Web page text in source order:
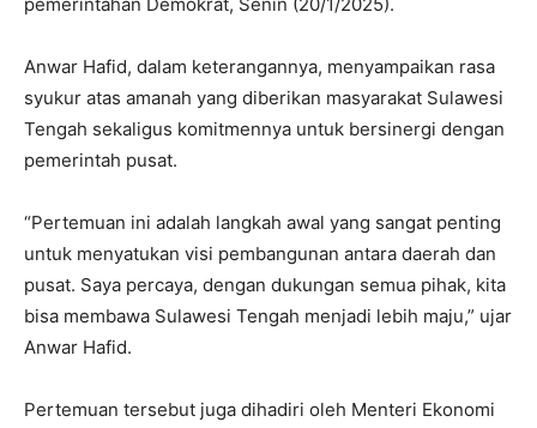
Anwar Hafid, dalam keterangannya, menyampaikan rasa
syukur atas amanah yang diberikan masyarakat Sulawesi
Tengah sekaligus komitmennya untuk bersinergi dengan
pemerintah pusat.
“Pertemuan ini adalah langkah awal yang sangat penting
untuk menyatukan visi pembangunan antara daerah dan
pusat. Saya percaya, dengan dukungan semua pihak, kita
bisa membawa Sulawesi Tengah menjadi lebih maju,” ujar
Anwar Hafid.
Pertemuan tersebut juga dihadiri oleh Menteri Ekonomi